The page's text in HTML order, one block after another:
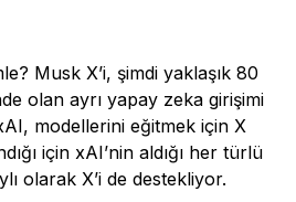
Musk X’i, şimdi yaklaşık 80
olan ayrı yapay zeka girişimi
modellerini eğitmek için X
için xAI’nin aldığı her türlü
olarak X’i de destekliyor.